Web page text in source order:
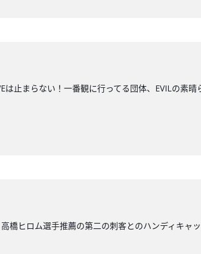
止まらない！一番観に行ってる団体、EVILの素晴
橋ヒロム選手推薦の第二の刺客とのハンディキャ